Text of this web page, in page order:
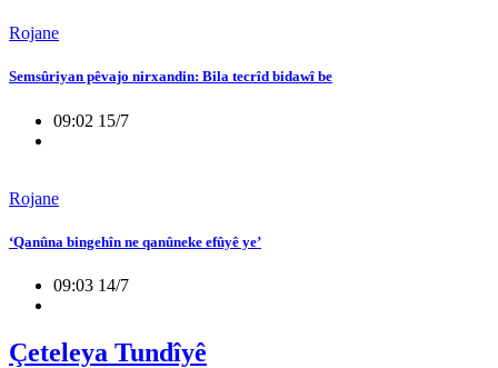
Rojane
Semsûriyan pêvajo nirxandin: Bila tecrîd bidawî be
09:02 15/7
Rojane
‘Qanûna bingehîn ne qanûneke efûyê ye’
09:03 14/7
Çeteleya Tundîyê